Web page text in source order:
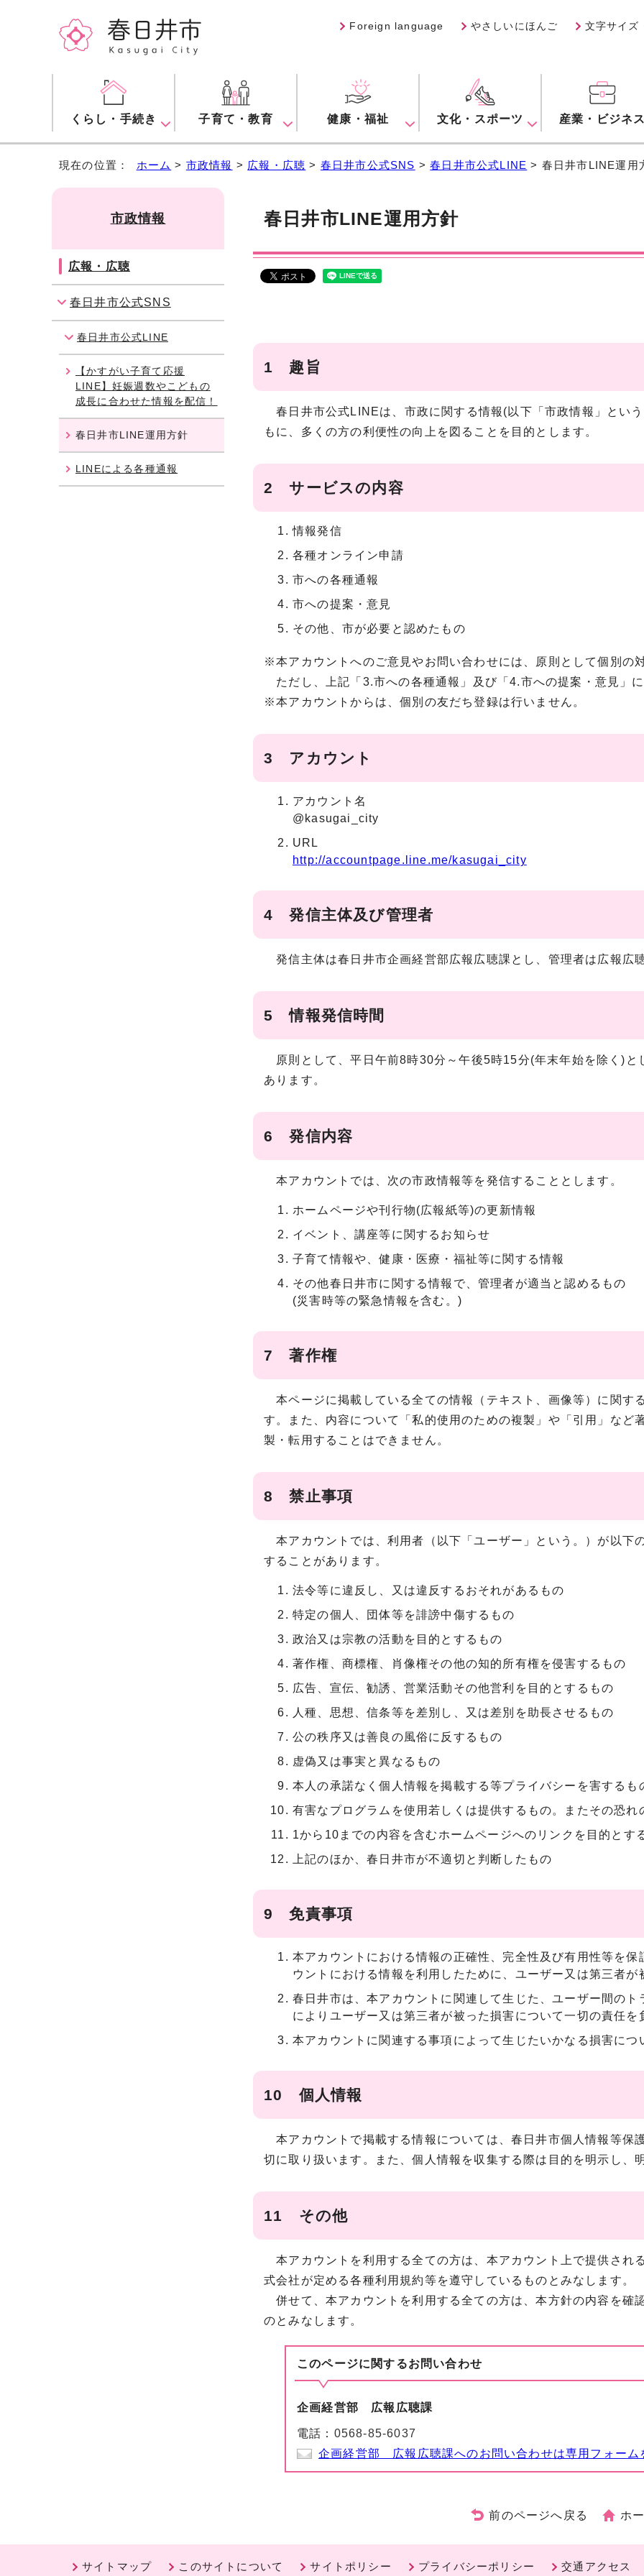
Foreign language やさしいにほんご 文字サイズ
くらし・手続き 子育て・教育 健康・福祉 文化・スポーツ 産業・ビジネス
現在の位置： ホーム > 市政情報 > 広報・広聴 > 春日井市公式SNS >春日井市公式LINE > 春日井市LINE運用
春日井市LINE運用方針
1 趣旨
春日井市公式LINEは、市政に関する情報(以下「市政情報」とい
もに、多くの方の利便性の向上を図ることを目的とします。
2 サービスの内容
情報発信
各種オンライン申請
市への各種通報
市への提案・意見
その他、市が必要と認めたもの
※本アカウントへのご意見やお問い合わせには、原則として個別の
ただし、上記「3.市への各種通報」及び「4.市への提案・意見」
※本アカウントからは、個別の友だち登録は行いません。
3 アカウント
アカウント名
@kasugai_city
URL
http://accountpage.line.me/kasugai_city
4 発信主体及び管理者
発信主体は春日井市企画経営部広報広聴課とし、管理者は広報広
5 情報発信時間
原則として、平日午前8時30分～午後5時15分(年末年始を除く)と
あります。
6 発信内容
本アカウントでは、次の市政情報等を発信することとします。
ホームページや刊行物(広報紙等)の更新情報
イベント、講座等に関するお知らせ
子育て情報や、健康・医療・福祉等に関する情報
その他春日井市に関する情報で、管理者が適当と認めるもの
(災害時等の緊急情報を含む。)
7 著作権
本ページに掲載している全ての情報（テキスト、画像等）に関す
す。また、内容について「私的使用のための複製」や「引用」など
製・転用することはできません。
8 禁止事項
本アカウントでは、利用者（以下「ユーザー」という。）が以下
することがあります。
法令等に違反し、又は違反するおそれがあるもの
特定の個人、団体等を誹謗中傷するもの
政治又は宗教の活動を目的とするもの
著作権、商標権、肖像権その他の知的所有権を侵害するもの
広告、宣伝、勧誘、営業活動その他営利を目的とするもの
人種、思想、信条等を差別し、又は差別を助長させるもの
公の秩序又は善良の風俗に反するもの
虚偽又は事実と異なるもの
本人の承諾なく個人情報を掲載する等プライバシーを害するも
有害なプログラムを使用若しくは提供するもの。またその恐れ
1から10までの内容を含むホームページへのリンクを目的とす
上記のほか、春日井市が不適切と判断したもの
9 免責事項
本アカウントにおける情報の正確性、完全性及び有用性等を
ウントにおける情報を利用したために、ユーザー又は第三者が
春日井市は、本アカウントに関連して生じた、ユーザー間の
によりユーザー又は第三者が被った損害について一切の責任を
本アカウントに関連する事項によって生じたいかなる損害につ
10 個人情報
本アカウントで掲載する情報については、春日井市個人情報等保
切に取り扱います。また、個人情報を収集する際は目的を明示し、
11 その他
本アカウントを利用する全ての方は、本アカウント上で提供され
式会社が定める各種利用規約等を遵守しているものとみなします。
併せて、本アカウントを利用する全ての方は、本方針の内容を確
のとみなします。
このページに関するお問い合わせ
企画経営部 広報広聴課
電話： 0568-85-6037
企画経営部 広報広聴課へのお問い合わせは専用フォーム
市政情報
広報・広聴
春日井市公式SNS
春日井市公式LINE
【かすがい子育て応援
LINE】妊娠週数やこどもの
成長に合わせた情報を配信！
春日井市LINE運用方針
LINEによる各種通報
前のページへ戻る ホ
サイトマップ このサイトについて サイトポリシー プライバシーポリシー 交通アクセス